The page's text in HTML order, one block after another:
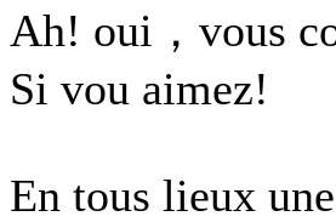
Ah! oui，vous
Si vou aimez!
En tous lieux